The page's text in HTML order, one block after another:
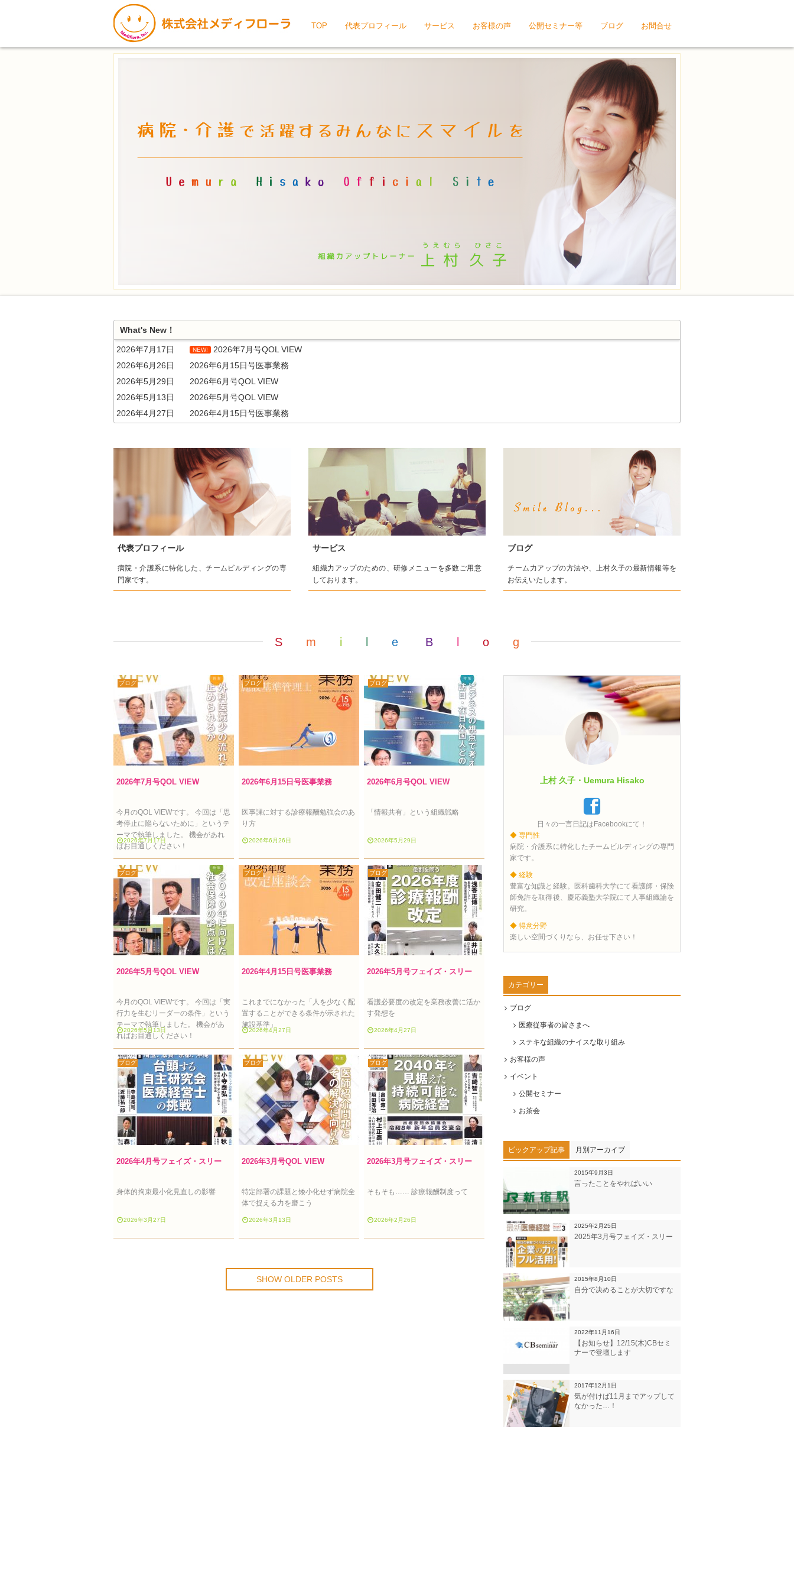
TOP 代表プロフィール サービス お客様の声 公開セミナー等 ブログ お問合せ
What's New！
2026年7月17日 NEW!
2026年7月号QOL VIEW
2026年6月26日
2026年6月15日号医事業務
2026年5月29日
2026年6月号QOL VIEW
2026年5月13日
2026年5月号QOL VIEW
2026年4月27日
2026年4月15日号医事業務
代表プロフィール
病院・介護系に特化した、チームビルディングの専
門家です。
サービス
組織力アップのための、研修メニューを多数ご用意
しております。
ブログ
チーム力アップの方法や、上村久子の最新情報等を
お伝えいたします。
S m i e B o g
2026年7月号QOL VIEW
今月のQOL VIEWです。 今回は「思
考停止に陥らないために」というテ
ーマで執筆しました。 機会があれ
ばお目通しください！
2026年7月17日
ブログ
2026年6月15日号医事業務
医事課に対する診療報酬勉強会のあ
り方
2026年6月26日
ブログ
2026年6月号QOL VIEW
「情報共有」という組織戦略
2026年5月29日
ブログ
2026年5月号QOL VIEW
今月のQOL VIEWです。 今回は「実
行力を生むリーダーの条件」という
テーマで執筆しました。 機会があ
ればお目通しください！
2026年5月13日
ブログ
2026年4月15日号医事業務
これまでになかった「人を少なく配
置することができる条件が示された
施設基準」
2026年4月27日
ブログ
2026年5月号フェイズ・スリー
看護必要度の改定を業務改善に活か
す発想を
2026年4月27日
ブログ
2026年4月号フェイズ・スリー
身体的拘束最小化見直しの影響
2026年3月27日
ブログ
2026年3月号QOL VIEW
特定部署の課題と矮小化せず病院全
体で捉える力を磨こう
2026年3月13日
ブログ
2026年3月号フェイズ・スリー
そもそも…… 診療報酬制度って
2026年2月26日
ブログ
SHOW OLDER POSTS
上村 久子・Uemura Hisako
日々の一言日記はFacebookにて！
◆ 専門性
病院・介護系に特化したチームビルディングの専門
家です。
◆ 経験
豊富な知識と経験。医科歯科大学にて看護師・保険
師免許を取得後、慶応義塾大学院にて人事組織論を
研究。
◆ 得意分野
楽しい空間づくりなら、お任せ下さい！
カテゴリー
ブログ
医療従事者の皆さまへ
ステキな組織のナイスな取り組み
お客様の声
イベント
公開セミナー
お茶会
ピックアップ記事 月別アーカイブ
2015年9月3日
言ったことをやればいい
2025年2月25日
2025年3月号フェイズ・スリー
2015年8月10日
自分で决めることが大切ですな
2022年11月16日
【お知らせ】12/15(木)CBセミ
ナーで登壇します
2017年12月1日
気が付けば11月までアップして
なかった…！